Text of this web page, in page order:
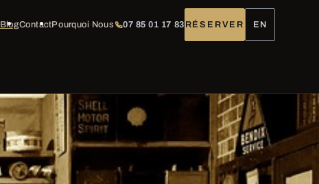
BlogContactPourquoi Nous 07 85 01 17 83 RÉSERVER EN